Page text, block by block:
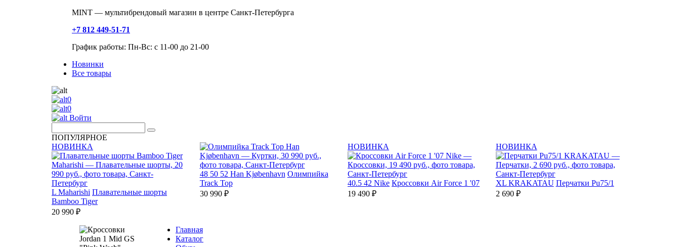
MINT — мультибрендовый магазин в центре Санкт-Петербурга
+7 812 449-51-71
График работы: Пн-Вс: с 11-00 до 21-00
Новинки
Все товары
0
0
Войти
ПОПУЛЯРНОЕ
НОВИНКА
L Maharishi Плавательные шорты
Bamboo Tiger
20 990 ₽
48 50 52 Han Kjøbenhavn Олимпийка
Track Top
30 990 ₽
НОВИНКА
40.5 42 Nike Кроссовки Air Force 1 '07
19 490 ₽
НОВИНКА
XL KRAKATAU Перчатки Pu75/1
2 690 ₽
Главная
Каталог